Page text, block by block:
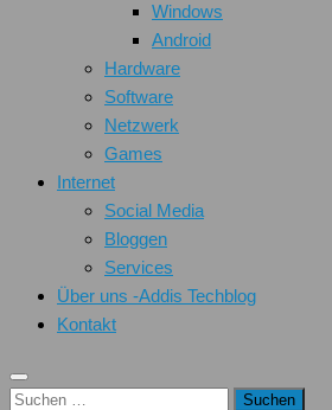
Windows
Android
Hardware
Software
Netzwerk
Games
Internet
Social Media
Bloggen
Services
Über uns -Addis Techblog
Kontakt
Suchen